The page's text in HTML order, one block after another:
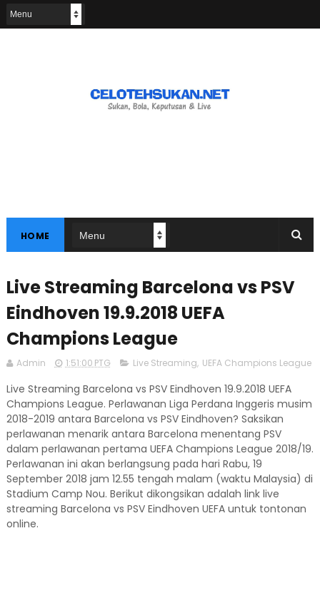
HOME
Live Streaming Barcelona vs PSV
Eindhoven 19.9.2018 UEFA
Champions League
Admin 1:51:00 PTG Live Streaming, UEFA Champions League
Live Streaming Barcelona vs PSV Eindhoven 19.9.2018 UEFA
Champions League. Perlawanan Liga Perdana Inggeris musim
2018-2019 antara Barcelona vs PSV Eindhoven? Saksikan
perlawanan menarik antara Barcelona menentang PSV
dalam perlawanan pertama UEFA Champions League 2018/19.
Perlawanan ini akan berlangsung pada hari Rabu, 19
September 2018 jam 12.55 tengah malam (waktu Malaysia) di
Stadium Camp Nou. Berikut dikongsikan adalah link live
streaming Barcelona vs PSV Eindhoven UEFA untuk tontonan
online.